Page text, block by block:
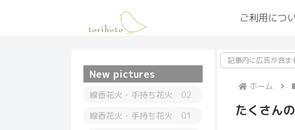
ご利用につ
記事内に広告が含ま
ホーム
たくさん
New pictures
線香花火・手持ち花火 02
線香花火・手持ち花火 01